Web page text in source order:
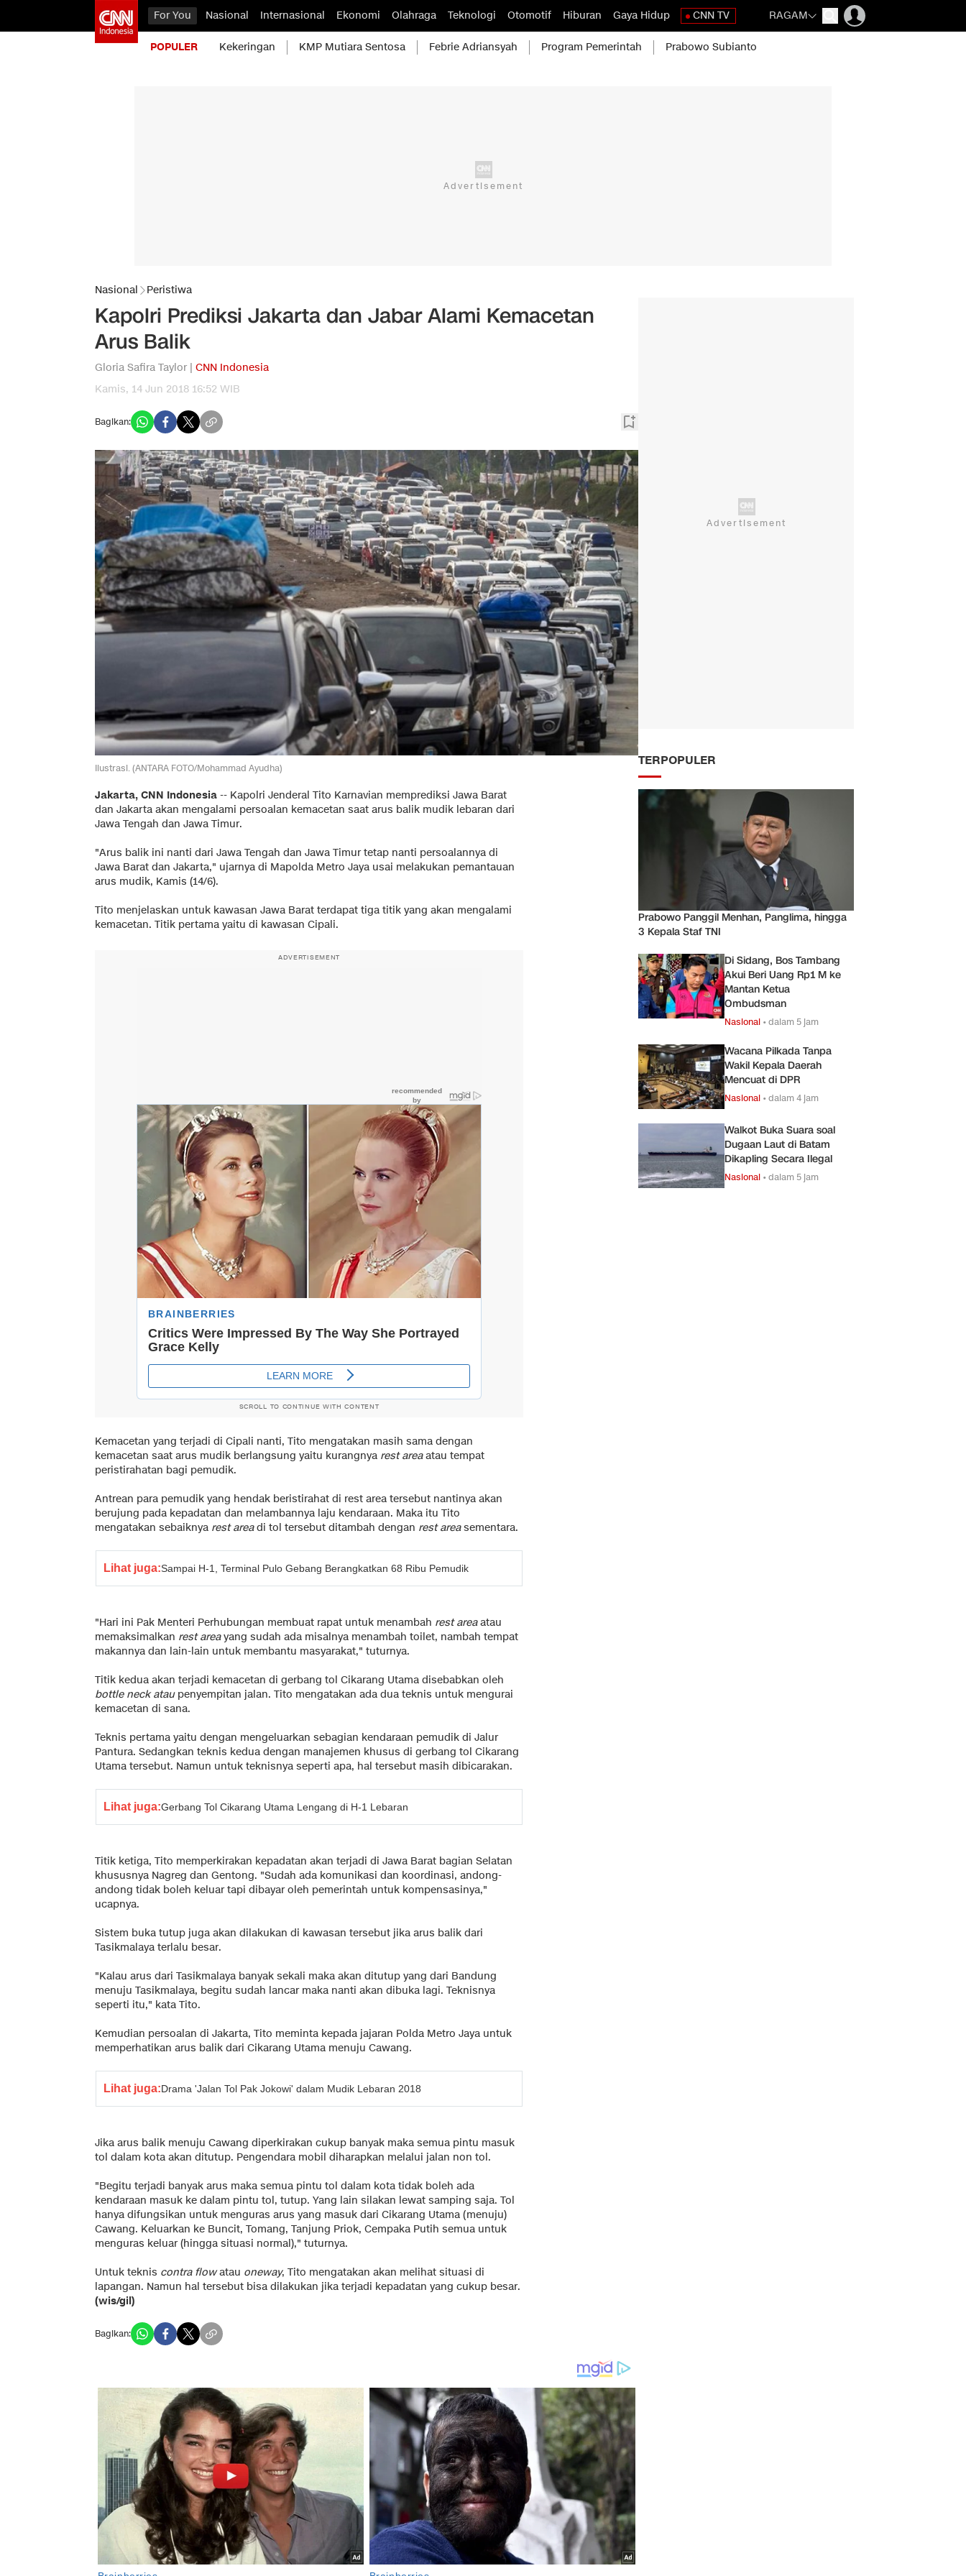
For You Nasional Internasional Ekonomi Olahraga Teknologi Otomotif Hiburan Gaya Hidup CNN TV RAGAM
POPULER Kekeringan KMP Mutiara Sentosa Febrie Adriansyah Program Pemerintah Prabowo Subianto
Nasional Peristiwa
Kapolri Prediksi Jakarta dan Jabar Alami Kemacetan
Arus Balik
Gloria Safira Taylor | CNN Indonesia
Kamis, 14 Jun 2018 16:52 WIB
Bagikan:
Ilustrasi. (ANTARA FOTO/Mohammad Ayudha)
Jakarta, CNN Indonesia -- Kapolri Jenderal Tito Karnavian memprediksi Jawa Barat
dan Jakarta akan mengalami persoalan kemacetan saat arus balik mudik lebaran dari
Jawa Tengah dan Jawa Timur.
"Arus balik ini nanti dari Jawa Tengah dan Jawa Timur tetap nanti persoalannya di
Jawa Barat dan Jakarta," ujarnya di Mapolda Metro Jaya usai melakukan pemantauan
arus mudik, Kamis (14/6).
Tito menjelaskan untuk kawasan Jawa Barat terdapat tiga titik yang akan mengalami
kemacetan. Titik pertama yaitu di kawasan Cipali.
ADVERTISEMENT
SCROLL TO CONTINUE WITH CONTENT
Kemacetan yang terjadi di Cipali nanti, Tito mengatakan masih sama dengan
kemacetan saat arus mudik berlangsung yaitu kurangnya rest areaatau tempat
peristirahatan bagi pemudik.
Antrean para pemudik yang hendak beristirahat di rest area tersebut nantinya akan
berujung pada kepadatan dan melambannya laju kendaraan. Maka itu Tito
mengatakan sebaiknya rest areadi tol tersebut ditambah dengan rest areasementara.
Lihat juga:Sampai H-1, Terminal Pulo Gebang Berangkatkan 68 Ribu Pemudik
"Hari ini Pak Menteri Perhubungan membuat rapat untuk menambah rest areaatau
memaksimalkan rest areayang sudah ada misalnya menambah toilet, nambah tempat
makannya dan lain-lain untuk membantu masyarakat," tuturnya.
Titik kedua akan terjadi kemacetan di gerbang tol Cikarang Utama disebabkan oleh
bottle neck atau penyempitan jalan. Tito mengatakan ada dua teknis untuk mengurai
kemacetan di sana.
Teknis pertama yaitu dengan mengeluarkan sebagian kendaraan pemudik di Jalur
Pantura. Sedangkan teknis kedua dengan manajemen khusus di gerbang tol Cikarang
Utama tersebut. Namun untuk teknisnya seperti apa, hal tersebut masih dibicarakan.
Lihat juga:Gerbang Tol Cikarang Utama Lengang di H-1 Lebaran
Titik ketiga, Tito memperkirakan kepadatan akan terjadi di Jawa Barat bagian Selatan
khususnya Nagreg dan Gentong. "Sudah ada komunikasi dan koordinasi, andong-
andong tidak boleh keluar tapi dibayar oleh pemerintah untuk kompensasinya,"
ucapnya.
Sistem buka tutup juga akan dilakukan di kawasan tersebut jika arus balik dari
Tasikmalaya terlalu besar.
"Kalau arus dari Tasikmalaya banyak sekali maka akan ditutup yang dari Bandung
menuju Tasikmalaya, begitu sudah lancar maka nanti akan dibuka lagi. Teknisnya
seperti itu," kata Tito.
Kemudian persoalan di Jakarta, Tito meminta kepada jajaran Polda Metro Jaya untuk
memperhatikan arus balik dari Cikarang Utama menuju Cawang.
Lihat juga:Drama 'Jalan Tol Pak Jokowi' dalam Mudik Lebaran 2018
Jika arus balik menuju Cawang diperkirakan cukup banyak maka semua pintu masuk
tol dalam kota akan ditutup. Pengendara mobil diharapkan melalui jalan non tol.
"Begitu terjadi banyak arus maka semua pintu tol dalam kota tidak boleh ada
kendaraan masuk ke dalam pintu tol, tutup. Yang lain silakan lewat samping saja. Tol
hanya difungsikan untuk menguras arus yang masuk dari Cikarang Utama (menuju)
Cawang. Keluarkan ke Buncit, Tomang, Tanjung Priok, Cempaka Putih semua untuk
menguras keluar (hingga situasi normal)," tuturnya.
Untuk teknis contra flowatau oneway, Tito mengatakan akan melihat situasi di
lapangan. Namun hal tersebut bisa dilakukan jika terjadi kepadatan yang cukup besar.
(wis/gil)
Bagikan:
TERPOPULER
Prabowo Panggil Menhan, Panglima, hingga
3 Kepala Staf TNI
Di Sidang, Bos Tambang
Akui Beri Uang Rp1 M ke
Mantan Ketua
Ombudsman
Nasional •dalam 5 jam
Wacana Pilkada Tanpa
Wakil Kepala Daerah
Mencuat di DPR
Nasional •dalam 4 jam
Walkot Buka Suara soal
Dugaan Laut di Batam
Dikapling Secara Ilegal
Nasional •dalam 5 jam